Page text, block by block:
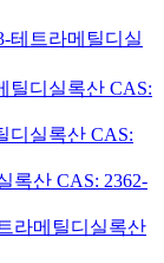
테트라메틸디실
틸디실록산 CAS:
디실록산 CAS:
록산 CAS: 2362-
라메틸디실록산